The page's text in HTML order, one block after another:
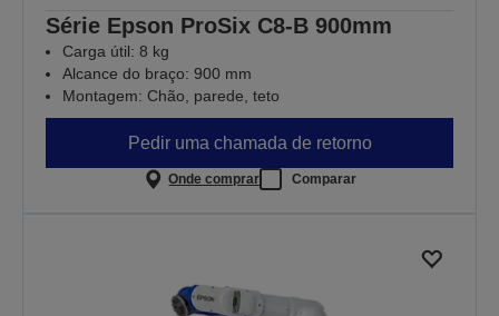
Série Epson ProSix C8-B 900mm
Carga útil: 8 kg
Alcance do braço: 900 mm
Montagem: Chão, parede, teto
Pedir uma chamada de retorno
Onde comprar Comparar